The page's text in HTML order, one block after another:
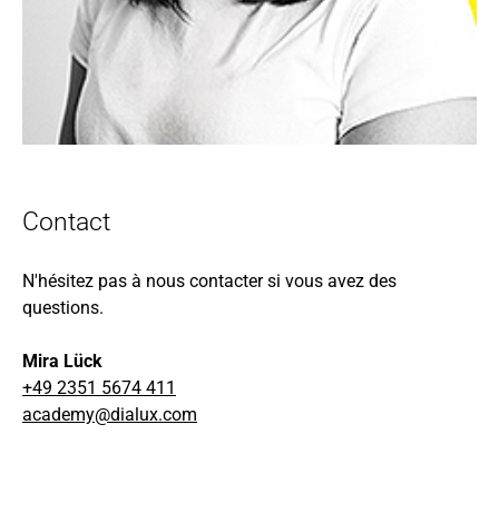
Contact
N'hésitez pas à nous contacter si vous avez des
questions.
Mira Lück
+49 2351 5674 411
academy@dialux.com